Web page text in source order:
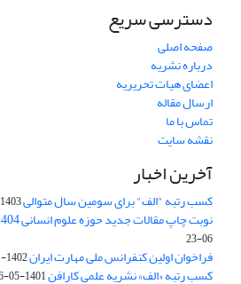
دسترسی سریع
صفحه اصلی
درباره نشریه
اعضای هیات تحریریه
ارسال مقاله
تماس با ما
نقشه سایت
آخرین اخبار
کسب رتبه "الف" برای سومین سال متوالی1403-02-01
نوبت چاپ مقالات جدید حوزه علوم انسانی 1404و به بعد خواهد بود
06-23
فراخوان اولین کنفرانس ملی مهارت ایران1402-01-28
کسب رتبه «الف» نشریه علمی کارافن1401-05-06